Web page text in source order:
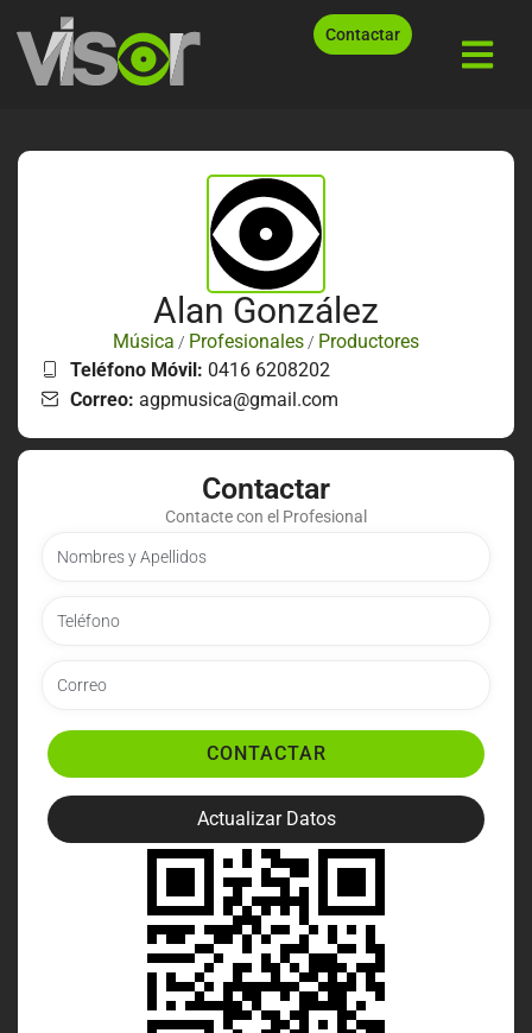
Contactar
Alan González
Música / Profesionales / Productores
Teléfono Móvil: 0416 6208202
Correo: agpmusica@gmail.com
Contactar
Contacte con el Profesional
CONTACTAR
Actualizar Datos